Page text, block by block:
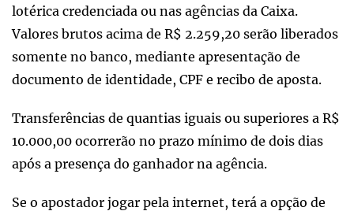
lotérica credenciada ou nas agências da Caixa.
Valores brutos acima de R$ 2.259,20 serão liberados
somente no banco, mediante apresentação de
documento de identidade, CPF e recibo de aposta.
Transferências de quantias iguais ou superiores a R$
10.000,00 ocorrerão no prazo mínimo de dois dias
após a presença do ganhador na agência.
Se o apostador jogar pela internet, terá a opção de